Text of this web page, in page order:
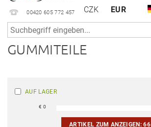
00420 605 772 457 CZK EUR
GUMMITEILE
AUF LAGER
€0
ARTIKEL ZUM ANZEIGEN:66